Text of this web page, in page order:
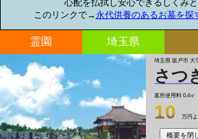
心配を払拭し安心できるしくみと
このリンクで→永代供養のあるお墓を探
霊園 埼玉県
埼玉県 坂戸市 大
さつ
墓所使用料 0.4㎡
10 万円よ
概要を閉